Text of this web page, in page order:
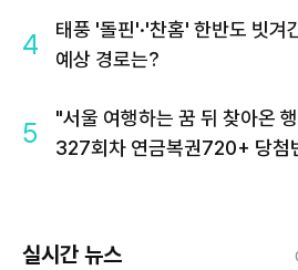
4
태풍 '돌핀'·'찬홈' 한반도 빗겨
예상 경로는?
5
"서울 여행하는 꿈 뒤 찾아온
327회차 연금복권720+ 당첨
실시간 뉴스